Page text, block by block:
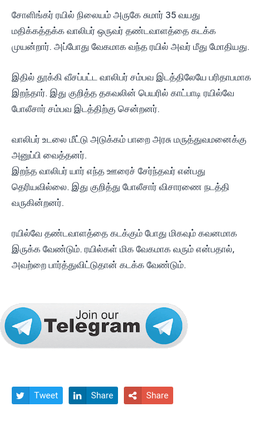
சோளிங்கர் ரயில் நிலையம் அருகே சுமார் 35 வயது
மதிக்கத்தக்க வாலிபர் ஒருவர் தண்டவாளத்தை கடக்க
முயன்றார். அப்போது வேகமாக வந்த ரயில் அவர் மீது மோதியது.
இதில் தூக்கி வீசப்பட்ட வாலிபர் சம்பவ இடத்திலேயே பரிதாபமாக
இறந்தார். இது குறித்த தகவலின் பெயரில் காட்பாடி ரயில்வே
போலீசார் சம்பவ இடத்திற்கு சென்றனர்.
வாலிபர் உடலை மீட்டு அடுக்கம் பாறை அரசு மருத்துவமனைக்கு
அனுப்பி வைத்தனர்.
இறந்த வாலிபர் யார் எந்த ஊரைச் சேர்ந்தவர் என்பது
தெரியவில்லை. இது குறித்து போலீசார் விசாரணை நடத்தி
வருகின்றனர்.
ரயில்வே தண்டவாளத்தை கடக்கும் போது மிகவும் கவனமாக
இருக்க வேண்டும். ரயில்கள் மிக வேகமாக வரும் என்பதால்,
அவற்றை பார்த்துவிட்டுதான் கடக்க வேண்டும்.
 Tweet  Share  Share